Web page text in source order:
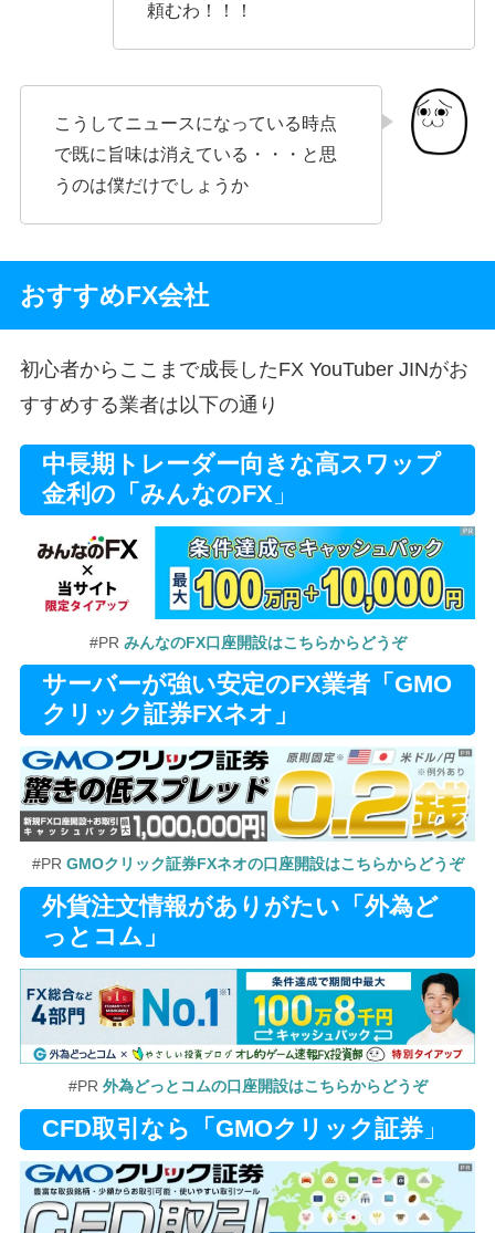
頼むわ！！！
こうしてニュースになっている時点
で既に旨味は消えている・・・と思
うのは僕だけでしょうか
おすすめFX会社
初心者からここまで成長したFX YouTuber JINがお
すすめする業者は以下の通り
中長期トレーダー向きな高スワップ
金利の「みんなのFX 」
#PR みんなのFX口座開設はこちらからどうぞ
サーバーが強い安定のFX業者「GMO
クリック証券FXネオ」
#PR GMOクリック証券FXネオの口座開設はこちらからどうぞ
外貨注文情報がありがたい「外為ど
っとコム」
#PR 外為どっとコムの口座開設はこちらからどうぞ
CFD取引なら「GMOクリック証券」